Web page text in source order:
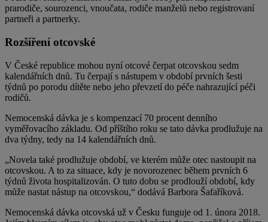
prarodiče, sourozenci, vnoučata, rodiče manželů nebo registrovaní
partneři a partnerky.
Rozšíření otcovské
V České republice mohou nyní otcové čerpat otcovskou sedm
kalendářních dnů. Tu čerpají s nástupem v období prvních šesti
týdnů po porodu dítěte nebo jeho převzetí do péče nahrazující péči
rodičů.
Nemocenská dávka je s kompenzací 70 procent denního
vyměřovacího základu. Od příštího roku se tato dávka prodlužuje na
dva týdny, tedy na 14 kalendářních dnů.
„Novela také prodlužuje období, ve kterém může otec nastoupit na
otcovskou. A to za situace, kdy je novorozenec během prvních 6
týdnů života hospitalizován. O tuto dobu se prodlouží období, kdy
může nastat nástup na otcovskou,“ dodává Barbora Šafaříková.
Nemocenská dávka otcovská už v Česku funguje od 1. února 2018.